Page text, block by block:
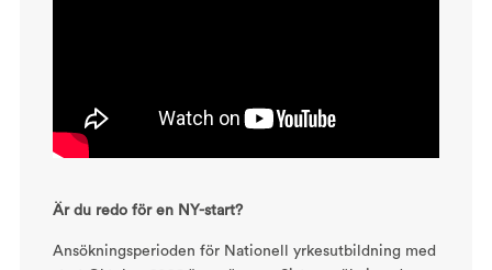
Är du redo för en NY-start?
Ansökningsperioden för Nationell yrkesutbildning med